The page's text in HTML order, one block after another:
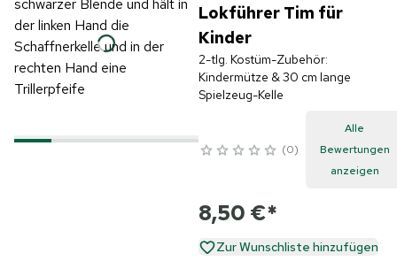
Lokführer Tim für
Kinder
2-tlg. Kostüm-Zubehör:
Kindermütze & 30 cm lange
Spielzeug-Kelle
0
Alle
Bewertungen
anzeigen
8,50 €*
Zur Wunschliste hinzufügen